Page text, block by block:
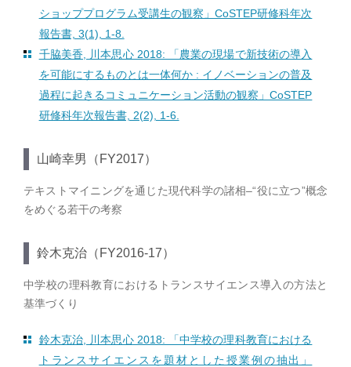
ショッププログラム受講生の観察」CoSTEP研修科年次
報告書, 3(1), 1-8.
千脇美香, 川本思心 2018: 「農業の現場で新技術の導入
を可能にするものとは一体何か : イノベーションの普及
過程に起きるコミュニケーション活動の観察」CoSTEP
研修科年次報告書, 2(2), 1-6.
山崎幸男（FY2017）
テキストマイニングを通じた現代科学の諸相–“役に立つ”概念
をめぐる若干の考察
鈴木克治（FY2016-17）
中学校の理科教育におけるトランスサイエンス導入の方法と
基準づくり
鈴木克治, 川本思心 2018: 「中学校の理科教育における
トランスサイエンスを題材とした授業例の抽出」